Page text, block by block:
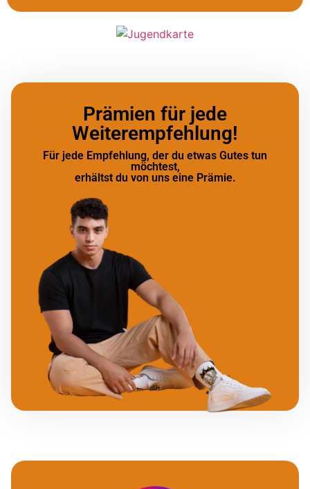
Prämien für jede
Weiterempfehlung!
Für jede Empfehlung, der du etwas Gutes tun
möchtest,
erhältst du von uns eine Prämie.